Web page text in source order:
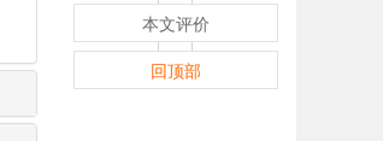
本文评价
回顶部